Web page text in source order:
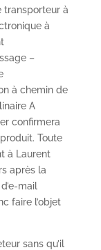
transporteur à
à
–
à chemin de
A
confirmera
Toute
à Laurent
après la
mail
faire l’objet
sans qu’il